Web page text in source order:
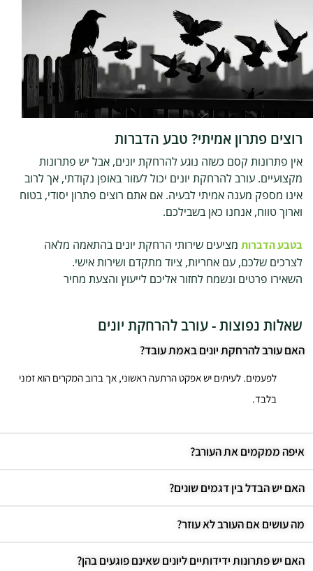
רוצים פתרון אמיתי? טבע הדברות
אין פתרונות קסם כשזה נוגע להרחקת יונים, אבל יש פתרונות
מקצועיים. עורב להרחקת יונים יכול לעזור באופן נקודתי, אך לרוב
אינו מספק מענה אמיתי לבעיה. אם אתם רוצים פתרון יסודי, בטוח
וארוך טווח, אנחנו כאן בשבילכם.
בטבע הדברות מציעים שירותי הרחקת יונים בהתאמה מלאה
לצרכים שלכם, עם אחריות, ציוד מתקדם ושירות אישי.
השאירו פרטים ונשמח לחזור אליכם לייעוץ והצעת מחיר
שאלות נפוצות - עורב להרחקת יונים
האם עורב להרחקת יונים באמת עובד?
לפעמים. לעיתים יש אפקט הרתעה ראשוני, אך ברוב המקרים הוא זמני
בלבד.
איפה ממקמים את העורב?
האם יש הבדל בין דגמים שונים?
מה עושים אם העורב לא עוזר?
האם יש פתרונות ידידותיים ליונים שאינם פוגעים בהן?